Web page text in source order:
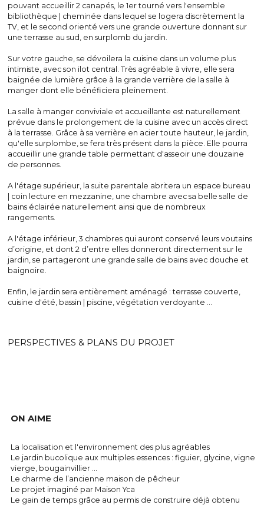
pouvant accueillir 2 canapés, le 1er tourné vers l'ensemble
bibliothèque | cheminée dans lequel se logera discrètement la
TV, et le second orienté vers une grande ouverture donnant sur
une terrasse au sud, en surplomb du jardin.
Sur votre gauche, se dévoilera la cuisine dans un volume plus
intimiste, avec son ilot central. Très agréable à vivre, elle sera
baignée de lumière grâce à la grande verrière de la salle à
manger dont elle bénéficiera pleinement.
La salle à manger conviviale et accueillante est naturellement
prévue dans le prolongement de la cuisine avec un accès direct
à la terrasse. Grâce à sa verrière en acier toute hauteur, le jardin,
qu'elle surplombe, se fera très présent dans la pièce. Elle pourra
accueillir une grande table permettant d'asseoir une douzaine
de personnes.
A l'étage supérieur, la suite parentale abritera un espace bureau
| coin lecture en mezzanine, une chambre avec sa belle salle de
bains éclairée naturellement ainsi que de nombreux
rangements.
A l'étage inférieur, 3 chambres qui auront conservé leurs voutains
d’origine, et dont 2 d’entre elles donneront directement sur le
jardin, se partageront une grande salle de bains avec douche et
baignoire.
Enfin, le jardin sera entièrement aménagé : terrasse couverte,
cuisine d'été, bassin | piscine, végétation verdoyante …
PERSPECTIVES & PLANS DU PROJET
ON AIME
La localisation et l'environnement des plus agréables
Le jardin bucolique aux multiples essences : figuier, glycine, vigne
vierge, bougainvillier …
Le charme de l’ancienne maison de pêcheur
Le projet imaginé par Maison Yca
Le gain de temps grâce au permis de construire déjà obtenu